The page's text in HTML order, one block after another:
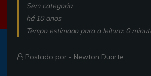
Sem categoria
há 10 anos
Tempo estimado para a leitura: 0
Postado por - Newton Duarte